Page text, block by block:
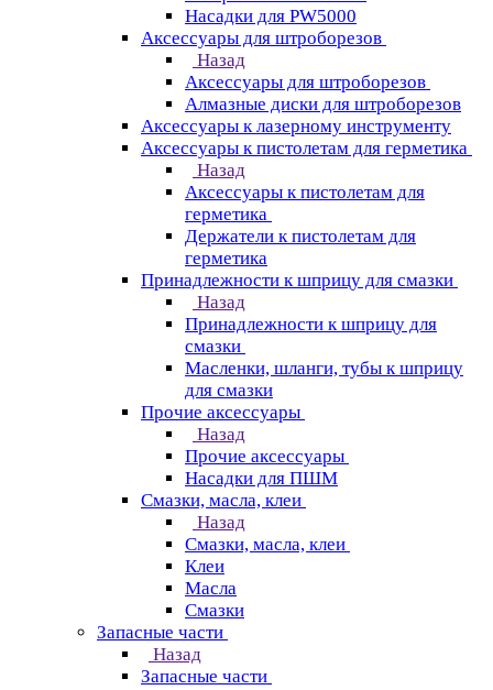
Насадки для PW5000
Аксессуары для штроборезов
Назад
Аксессуары для штроборезов
Алмазные диски для штроборезов
Аксессуары к лазерному инструменту
Аксессуары к пистолетам для герметика
Назад
Аксессуары к пистолетам для
герметика
Держатели к пистолетам для
герметика
Принадлежности к шприцу для смазки
Назад
Принадлежности к шприцу для
смазки
Масленки, шланги, тубы к шприцу
для смазки
Прочие аксессуары
Назад
Прочие аксессуары
Насадки для ПШМ
Смазки, масла, клеи
Назад
Смазки, масла, клеи
Клеи
Масла
Смазки
Запасные части
Назад
Запасные части